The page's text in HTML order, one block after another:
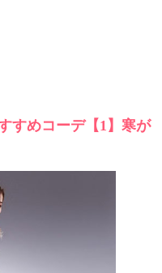
すめコーデ【1】寒が